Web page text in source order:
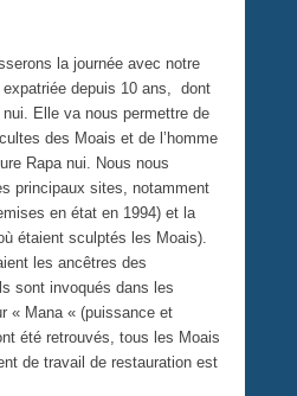
la journée avec notre
depuis 10 ans, dont
Elle va nous permettre de
des Moais et de l’homme
Rapa nui. Nous nous
principaux sites, notamment
en état en 1994) et la
étaient sculptés les Moais).
les ancêtres des
sont invoqués dans les
« Mana « (puissance et
été retrouvés, tous les Moais
de travail de restauration est